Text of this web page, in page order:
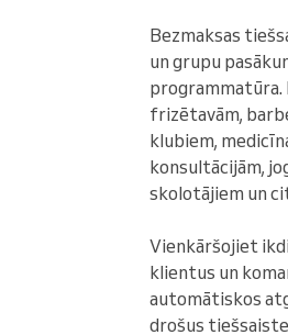
Bezmaksas
un grupu
programmatūra.
frizētavām,
klubiem,
konsultācijām,
skolotājiem un
Vienkāršojiet
klientus un
automātiskos
drošus